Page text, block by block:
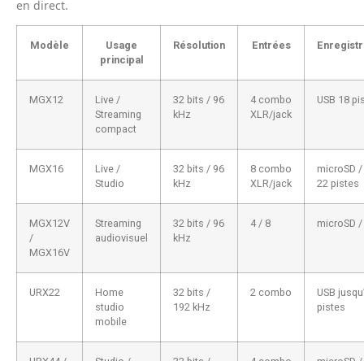
en direct.
Modèle
Usage
principal
Résolution Entrées
MGX12
Live /
Streaming
compact
32 bits / 96
kHz
4 combo
XLR/jack
USB 18
MGX16
Live /
Studio
32 bits / 96
kHz
8 combo
XLR/jack
microSD /
22 pistes
MGX12V
/
MGX16V
Streaming
audiovisuel
32 bits / 96
kHz
4 / 8 microSD /
URX22
Home
studio
mobile
32 bits /
192 kHz
2 combo
USB
pistes